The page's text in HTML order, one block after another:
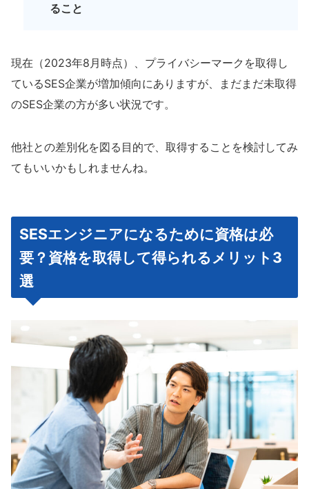
ること
現在（2023年8月時点）、プライバシーマークを取得し
ているSES企業が増加傾向にありますが、まだまだ未取得
のSES企業の方が多い状況です。
他社との差別化を図る目的で、 取得することを検討してみ
てもいいかもしれませんね。
SESエンジニアになるために資格は必
要？資格を取得して得られるメリット3
選